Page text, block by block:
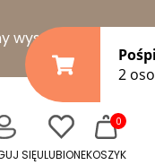
SIĘULUBIONE
0
KOSZYK